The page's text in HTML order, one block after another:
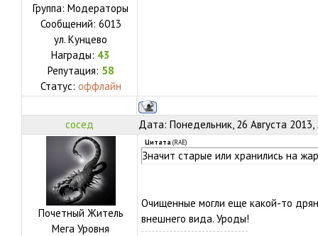
Группа: Модераторы
Сообщений: 6013
ул. Кунцево
Награды: 43
Репутация: 58
Статус: оффлайн
сосед Дата: Понедельник, 26 Августа
Почетный Житель
Мега Уровня
Цитата (RAE)
Значит старые или хранились на
Очищенные могли еще какой-то
внешнего вида. Уроды!